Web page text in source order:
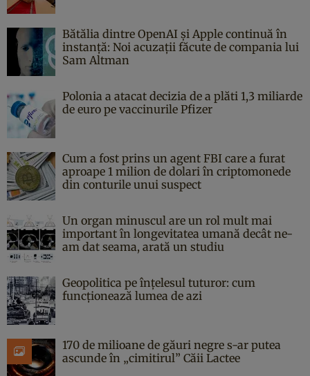
Bătălia dintre OpenAI și Apple continuă în
instanță: Noi acuzații făcute de compania lui
Sam Altman
Polonia a atacat decizia de a plăti 1,3 miliarde
de euro pe vaccinurile Pfizer
Cum a fost prins un agent FBI care a furat
aproape 1 milion de dolari în criptomonede
din conturile unui suspect
Un organ minuscul are un rol mult mai
important în longevitatea umană decât ne-
am dat seama, arată un studiu
Geopolitica pe înțelesul tuturor: cum
funcționează lumea de azi
170 de milioane de găuri negre s-ar putea
ascunde în „cimitirul” Căii Lactee